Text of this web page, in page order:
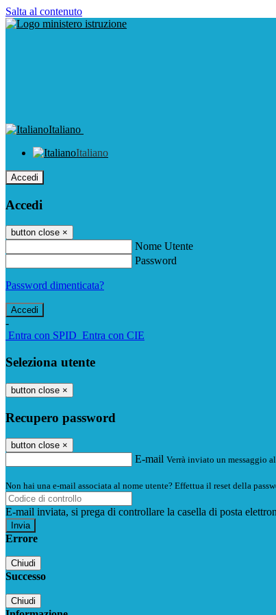
Salta al contenuto
Italiano
Italiano
Accedi
Accedi
button close ×
Nome Utente
Password
Password dimenticata?
-
Entra con SPID Entra con CIE
Seleziona utente
button close ×
Recupero password
button close ×
E-mail Verrà inviato un messaggio
Non hai una e-mail associata al nome utente? Effettua il reset della
E-mail inviata, si prega di controllare la casella di posta
Errore
Chiudi
Successo
Chiudi